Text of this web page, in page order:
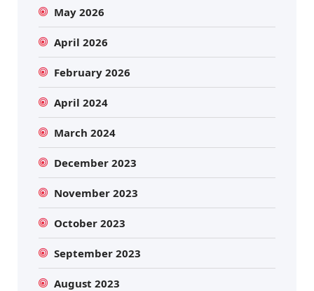
May 2026
April 2026
February 2026
April 2024
March 2024
December 2023
November 2023
October 2023
September 2023
August 2023